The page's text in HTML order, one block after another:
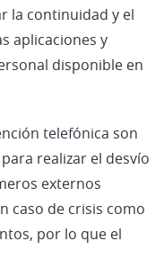
la continuidad y el
aplicaciones y
disponible en
telefónica son
realizar el desvío
externos
caso de crisis como
por lo que el